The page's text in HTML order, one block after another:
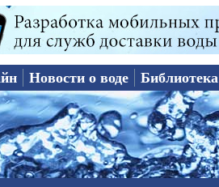
Новости о воде Библиотека